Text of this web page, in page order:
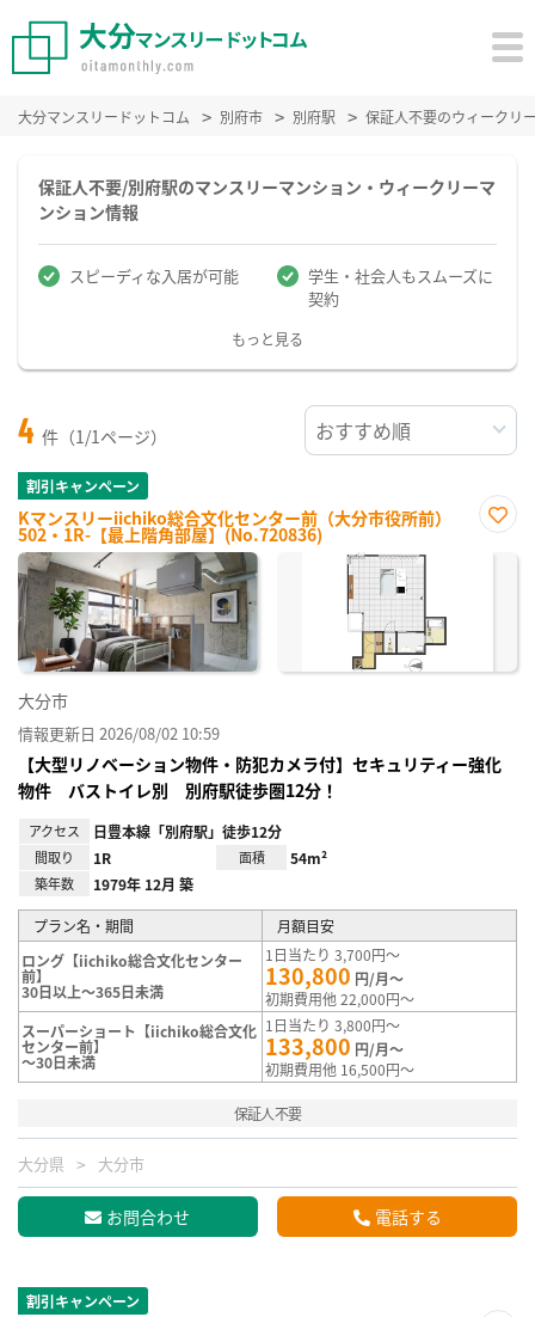
大分マンスリードットコム 別府市 別府駅 保証人不要のウィークリ
保証人不要/別府駅のマンスリーマンション・ウィークリーマ
ンション情報
スピーディな入居が可能
学生・社会人もスムーズに
契約
もっと見る
4 件（1/1ページ）
割引キャンペーン
Kマンスリーiichiko総合文化センター前（大分市役所前）
502・1R-【最上階角部屋】(No.720836)
に入
大分市
情報更新日 2026/08/02 10:59
【大型リノベーション物件・防犯カメラ付】セキュリティー強化
物件 バストイレ別 別府駅徒歩圏12分！
アクセス 日豊本線「別府駅」徒歩12分
間取り 1R 面積 54m²
築年数 1979年 12月 築
プラン名・期間
月額目安
ロング【iichiko総合文化センター
前】
30日以上～365日未満
1日当たり 3,700円～
130,800 円/月～
初期費用他 22,000円～
スーパーショート【iichiko総合文化
センター前】
～30日未満
1日当たり 3,800円～
133,800 円/月～
初期費用他 16,500円～
保証人不要
大分県 大分市
お問合わせ 電話する
割引キャンペーン